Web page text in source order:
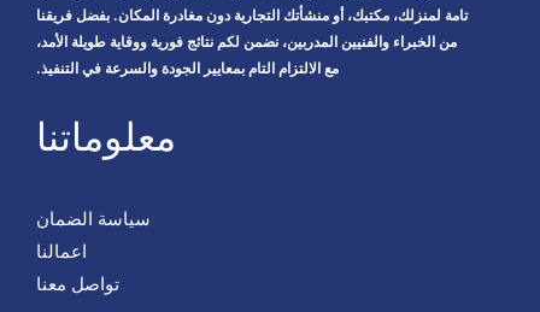
تامة لمنزلك، مكتبك، أو منشأتك التجارية دون مغادرة المكان. بفضل فريقنا
من الخبراء والفنيين المدربين، نضمن لكم نتائج فورية ووقاية طويلة الأمد،
مع الالتزام التام بمعايير الجودة والسرعة في التنفيذ.
معلوماتنا
سياسة الضمان
اعمالنا
تواصل معنا